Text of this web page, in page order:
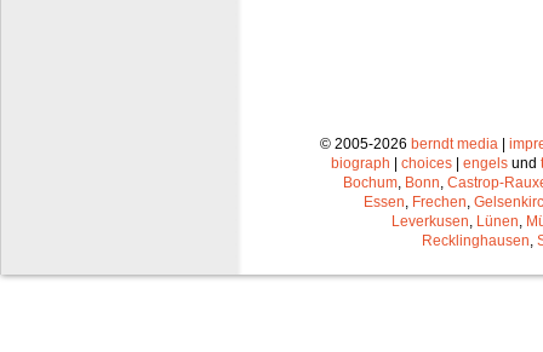
© 2005-2026 berndt media |
biograph | choices | engels und
Bochum Bonn Castrop-
Essen Frechen
Leverkusen Lünen
Recklinghausen